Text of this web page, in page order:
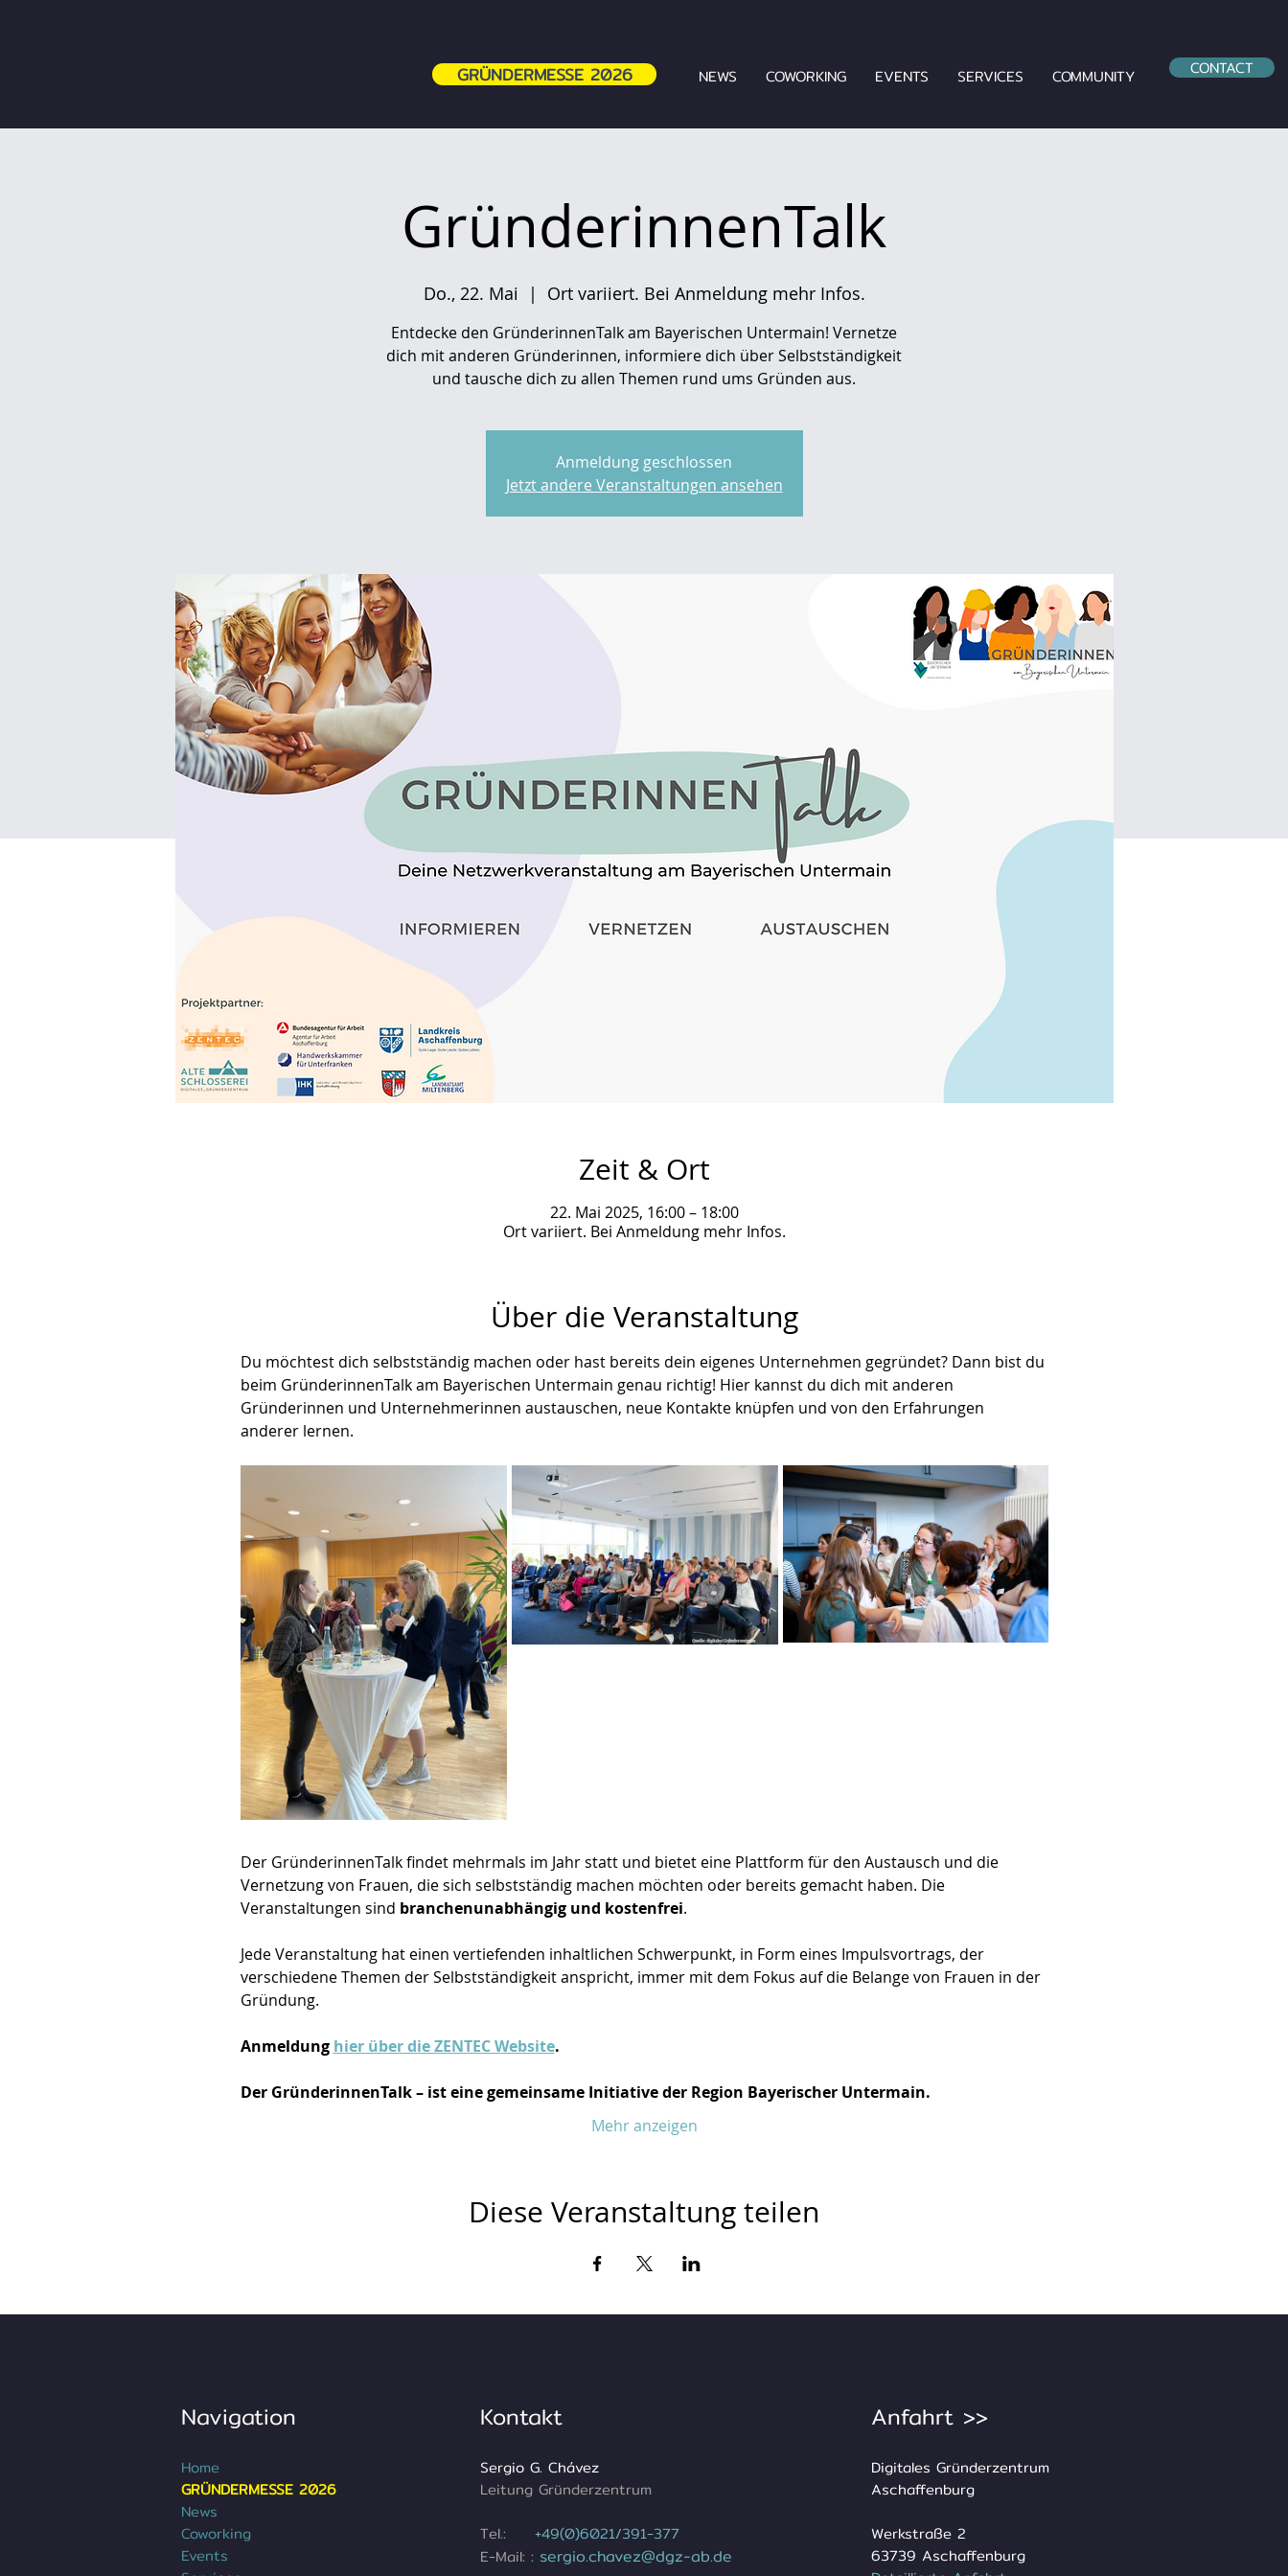
NEWS COWORKING EVENTS SERVICES COMMUNITY CONTACT
GRÜNDERMESSE 2026
GründerinnenTalk
Do., 22. Mai
  |
Ort variiert. Bei Anmeldung mehr Infos.
Entdecke den GründerinnenTalk am Bayerischen Untermain! Vernetze
dich mit anderen Gründerinnen, informiere dich über Selbstständigkeit
und tausche dich zu allen Themen rund ums Gründen aus.
Anmeldung geschlossen
Jetzt andere Veranstaltungen ansehen
Zeit & Ort
22. Mai 2025, 16:00 – 18:00
Ort variiert. Bei Anmeldung mehr Infos.
Über die Veranstaltung
Du möchtest dich selbstständig machen oder hast bereits dein eigenes Unternehmen gegründet? Dann bist du
beim GründerinnenTalk am Bayerischen Untermain genau richtig! Hier kannst du dich mit anderen
Gründerinnen und Unternehmerinnen austauschen, neue Kontakte knüpfen und von den Erfahrungen
anderer lernen.
Der GründerinnenTalk findet mehrmals im Jahr statt und bietet eine Plattform für den Austausch und die
Vernetzung von Frauen, die sich selbstständig machen möchten oder bereits gemacht haben. Die
Veranstaltungen sind branchenunabhängig und kostenfrei.
Jede Veranstaltung hat einen vertiefenden inhaltlichen Schwerpunkt, in Form eines Impulsvortrags, der
verschiedene Themen der Selbstständigkeit anspricht, immer mit dem Fokus auf die Belange von Frauen in der
Gründung.
Anmeldung hier über die ZENTEC Website.
Der GründerinnenTalk – ist eine gemeinsame Initiative der Region Bayerischer Untermain.
Mehr anzeigen
Diese Veranstaltung teilen
Navigation
Home
GRÜNDERMESSE 2026
News
Coworking
Events
Kontakt
Sergio G. Chávez
Leitung Gründerzentrum
Tel.:
+49(0)6021/391-377
E-Mail: : sergio.chavez@dgz-ab.de
Anfahrt >>
Digitales Gründerzentrum
Aschaffenburg
Werkstraße 2
63739 Aschaffenburg